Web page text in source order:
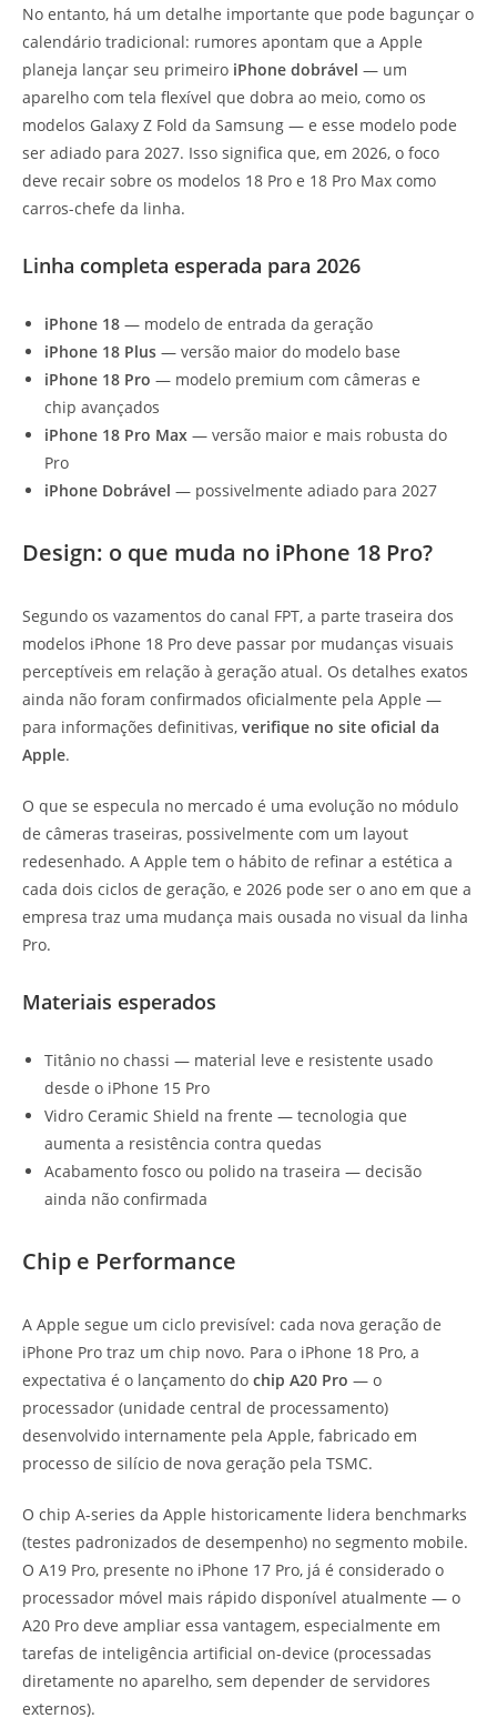
No entanto, há um detalhe importante que pode bagunçar o
calendário tradicional: rumores apontam que a Apple
planeja lançar seu primeiro iPhone dobrável — um
aparelho com tela flexível que dobra ao meio, como os
modelos Galaxy Z Fold da Samsung — e esse modelo pode
ser adiado para 2027. Isso significa que, em 2026, o foco
deve recair sobre os modelos 18 Pro e 18 Pro Max como
carros-chefe da linha.
Linha completa esperada para 2026
iPhone 18 — modelo de entrada da geração
iPhone 18 Plus — versão maior do modelo base
iPhone 18 Pro — modelo premium com câmeras e
chip avançados
iPhone 18 Pro Max — versão maior e mais robusta do
Pro
iPhone Dobrável — possivelmente adiado para 2027
Design: o que muda no iPhone 18 Pro?
Segundo os vazamentos do canal FPT, a parte traseira dos
modelos iPhone 18 Pro deve passar por mudanças visuais
perceptíveis em relação à geração atual. Os detalhes exatos
ainda não foram confirmados oficialmente pela Apple —
para informações definitivas, verifique no site oficial da
Apple.
O que se especula no mercado é uma evolução no módulo
de câmeras traseiras, possivelmente com um layout
redesenhado. A Apple tem o hábito de refinar a estética a
cada dois ciclos de geração, e 2026 pode ser o ano em que a
empresa traz uma mudança mais ousada no visual da linha
Pro.
Materiais esperados
Titânio no chassi — material leve e resistente usado
desde o iPhone 15 Pro
Vidro Ceramic Shield na frente — tecnologia que
aumenta a resistência contra quedas
Acabamento fosco ou polido na traseira — decisão
ainda não confirmada
Chip e Performance
A Apple segue um ciclo previsível: cada nova geração de
iPhone Pro traz um chip novo. Para o iPhone 18 Pro, a
expectativa é o lançamento do chip A20 Pro — o
processador (unidade central de processamento)
desenvolvido internamente pela Apple, fabricado em
processo de silício de nova geração pela TSMC.
O chip A-series da Apple historicamente lidera benchmarks
(testes padronizados de desempenho) no segmento mobile.
O A19 Pro, presente no iPhone 17 Pro, já é considerado o
processador móvel mais rápido disponível atualmente — o
A20 Pro deve ampliar essa vantagem, especialmente em
tarefas de inteligência artificial on-device (processadas
diretamente no aparelho, sem depender de servidores
externos).